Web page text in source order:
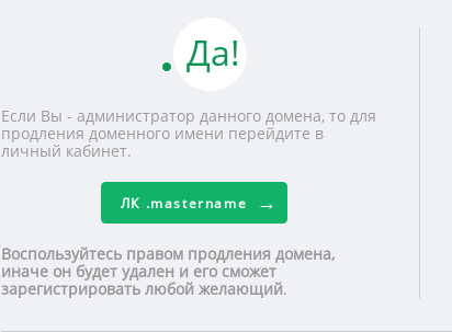
Да!
Если Вы - администратор данного домена, то для
продления доменного имени перейдите в
личный кабинет.
ЛК .mastername
Воспользуйтесь правом продления домена,
иначе он будет удален и его сможет
зарегистрировать любой желающий.